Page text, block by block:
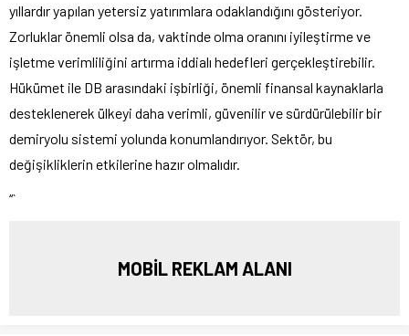
yıllardır yapılan yetersiz yatırımlara odaklandığını gösteriyor.
Zorluklar önemli olsa da, vaktinde olma oranını iyileştirme ve
işletme verimliliğini artırma iddialı hedefleri gerçekleştirebilir.
Hükümet ile DB arasındaki işbirliği, önemli finansal kaynaklarla
desteklenerek ülkeyi daha verimli, güvenilir ve sürdürülebilir bir
demiryolu sistemi yolunda konumlandırıyor. Sektör, bu
değişikliklerin etkilerine hazır olmalıdır.
“`
MOBİL REKLAM ALANI